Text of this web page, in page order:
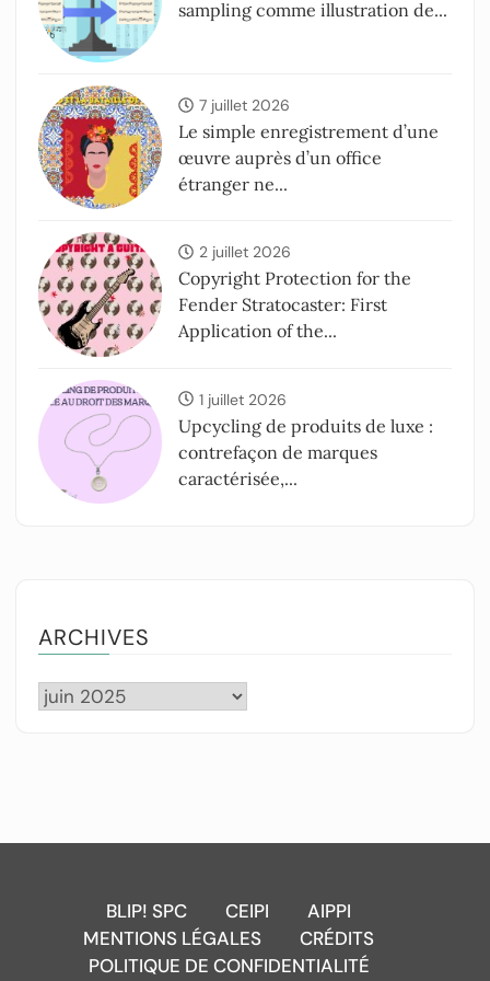
sampling comme illustration de...
7 juillet 2026
Le simple enregistrement d’une
œuvre auprès d’un office
étranger ne...
2 juillet 2026
Copyright Protection for the
Fender Stratocaster: First
Application of the...
1 juillet 2026
Upcycling de produits de luxe :
contrefaçon de marques
caractérisée,...
ARCHIVES
BLIP! SPC CEIPI
AIPPI
MENTIONS LÉGALES
CRÉDITS
POLITIQUE DE CONFIDENTIALITÉ